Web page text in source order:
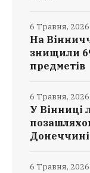
На
знищили
предметів
6 Травня, 2026
У Вінниці
Донеччині
6 Травня, 2026
6 Травня, 2026